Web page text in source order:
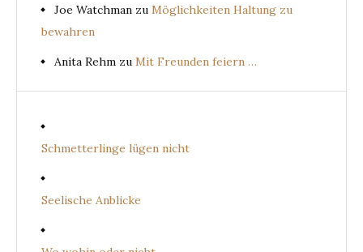
Joe Watchman zu Möglichkeiten Haltung zu
bewahren
Anita Rehm zu Mit Freunden feiern …
Schmetterlinge lügen nicht
Seelische Anblicke